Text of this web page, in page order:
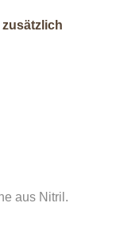
aus Nitril.